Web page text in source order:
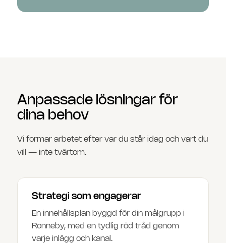
Anpassade lösningar för
dina behov
Vi formar arbetet efter var du står idag och vart du
vill — inte tvärtom.
Strategi som engagerar
En innehållsplan byggd för din målgrupp i
Ronneby, med en tydlig röd tråd genom
varje inlägg och kanal.